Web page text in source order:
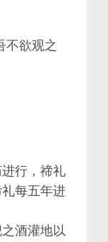
不欲观之
行，禘礼
每五年进
酒灌地以